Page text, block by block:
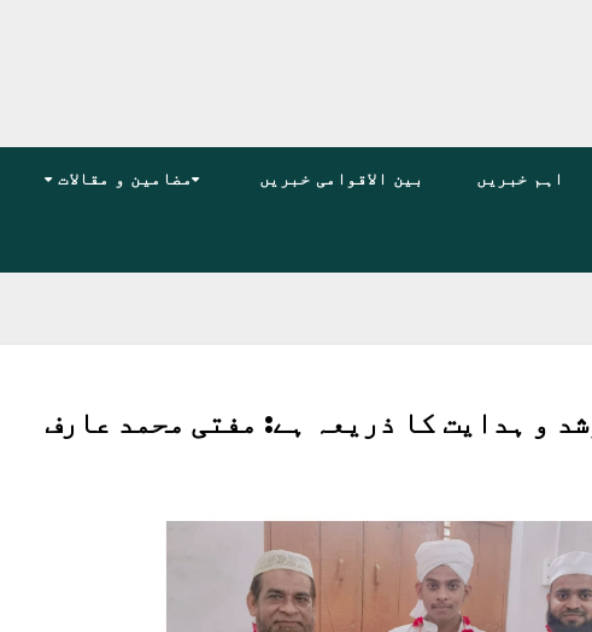
اہم خبریں بین الاقوامی خبریں مضامین و مقالات
و ہدایت کا ذریعہ ہے: مفتی محمد عارف